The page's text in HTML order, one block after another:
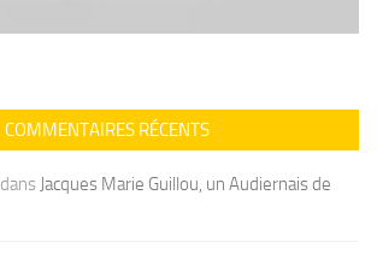
COMMENTAIRES RÉCENTS
dans Jacques Marie Guillou, un Audiernais de